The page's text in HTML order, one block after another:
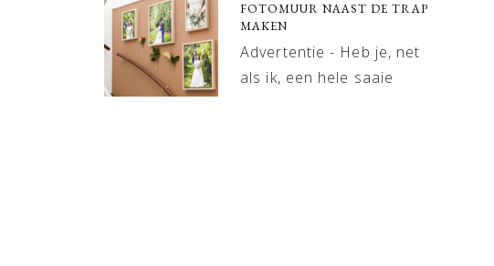
FOTOMUUR NAAST DE TRAP
MAKEN
Advertentie - Heb je, net
als ik, een hele saaie